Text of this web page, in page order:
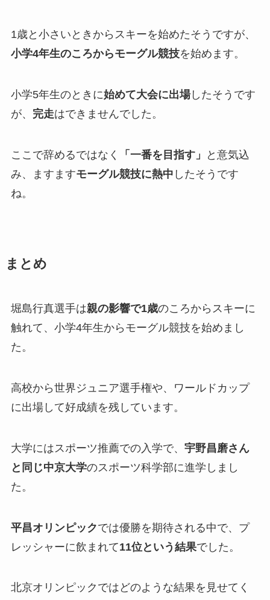
1歳と小さいときからスキーを始めたそうですが、
小学4年生のころからモーグル競技を始めます。
小学5年生のときに始めて大会に出場したそうです
が、 完走はできませんでした。
ここで辞めるではなく 「一番を目指す」
と意気込
み、ますますモーグル競技に熱中 したそうです
ね。
まとめ
堀島行真選手は親の影響で1歳のころからスキーに
触れて、小学4年生からモーグル競技を始めまし
た。
高校から世界ジュニア選手権や、ワールドカップ
に出場して好成績を残しています。
大学にはスポーツ推薦での入学で、 宇野昌磨さん
と同じ中京大学のスポーツ科学部に進学しまし
た。
平昌オリンピックでは優勝を期待される中で、プ
レッシャーに飲まれて11位という結果でした。
北京オリンピックではどのような結果を見せてく